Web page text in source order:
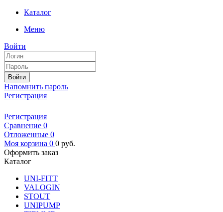
Каталог
Меню
Войти
Войти
Напомнить пароль
Регистрация
Регистрация
Сравнение 0
Отложенные 0
Моя корзина 0 0 руб.
Оформить заказ
Каталог
UNI-FITT
VALOGIN
STOUT
UNIPUMP